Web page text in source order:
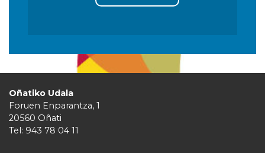
Oñatiko Udala
Foruen Enparantza, 1
20560 Oñati
Tel: 943 78 04 11